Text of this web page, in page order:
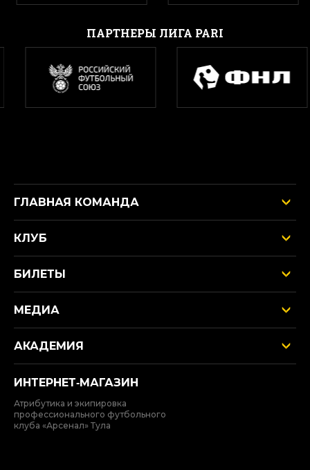
ПАРТНЕРЫ ЛИГА PARI
ГЛАВНАЯ КОМАНДА
КЛУБ
БИЛЕТЫ
МЕДИА
АКАДЕМИЯ
ИНТЕРНЕТ‑МАГАЗИН
Атрибутика и экипировка
профессионального футбольного
клуба «Арсенал» Тула